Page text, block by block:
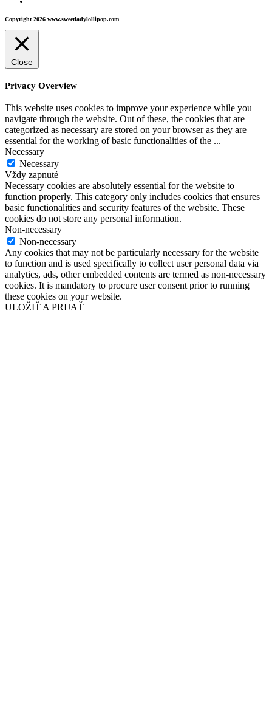
Copyright 2026 www.sweetladylollipop.com
Close
Privacy Overview
This website uses cookies to improve your experience while you
navigate through the website. Out of these, the cookies that are
categorized as necessary are stored on your browser as they are
essential for the working of basic functionalities of the ...
Necessary
Necessary
Vždy zapnuté
Necessary cookies are absolutely essential for the website to
function properly. This category only includes cookies that ensures
basic functionalities and security features of the website. These
cookies do not store any personal information.
Non-necessary
Non-necessary
Any cookies that may not be particularly necessary for the website
to function and is used specifically to collect user personal data via
analytics, ads, other embedded contents are termed as non-necessary
cookies. It is mandatory to procure user consent prior to running
these cookies on your website.
ULOŽIŤ A PRIJAŤ